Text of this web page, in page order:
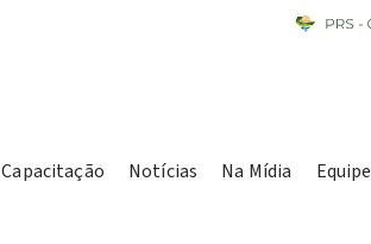
Capacitação Notícias Na Mídia Equipe